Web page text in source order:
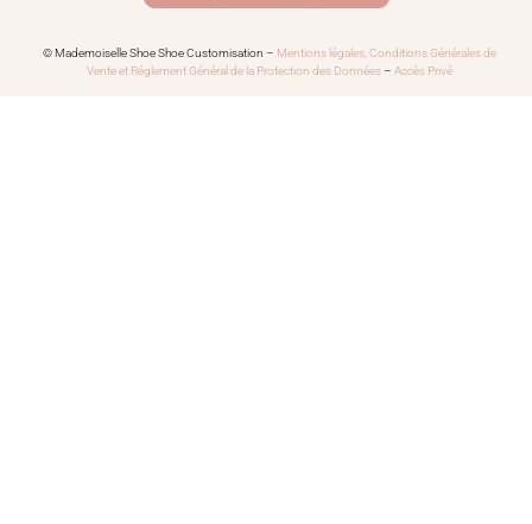
© Mademoiselle Shoe Shoe Customisation – Mentions légales, Conditions Générales de
Vente et Réglement Général de la Protection des Données– Accès Privé